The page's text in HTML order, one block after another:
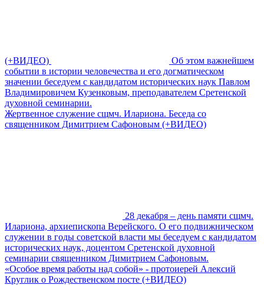
(+ВИДЕО)
Об этом важнейшем
событии в истории человечества и его догматическом
значении беседуем с кандидатом исторических наук Павлом
Владимировичем Кузенковым, преподавателем Сретенской
духовной семинарии.
Жертвенное служение сщмч. Илариона. Беседа со
священником Димитрием Сафоновым (+ВИДЕО)
28 декабря – день памяти сщмч.
Илариона, архиепископа Верейского. О его подвижническом
служении в годы советской власти мы беседуем с кандидатом
исторических наук, доцентом Сретенской духовной
семинарии священником Димитрием Сафоновым.
«Особое время работы над собой» - протоиерей Алексий
Круглик о Рождественском посте (+ВИДЕО)